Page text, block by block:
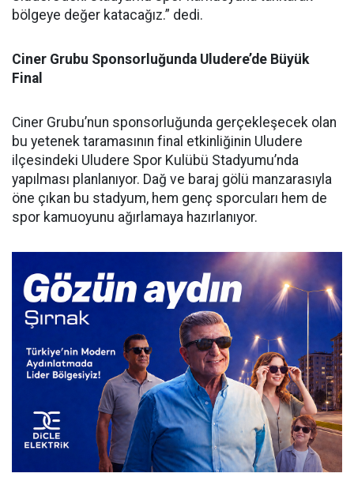
bölgeye değer katacağız.” dedi.
Ciner Grubu Sponsorluğunda Uludere’de Büyük
Final
Ciner Grubu’nun sponsorluğunda gerçekleşecek olan
bu yetenek taramasının final etkinliğinin Uludere
ilçesindeki Uludere Spor Kulübü Stadyumu’nda
yapılması planlanıyor. Dağ ve baraj gölü manzarasıyla
öne çıkan bu stadyum, hem genç sporcuları hem de
spor kamuoyunu ağırlamaya hazırlanıyor.